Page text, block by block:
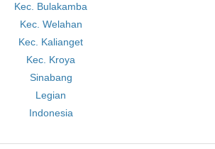
Kec. Bulakamba
Kec. Welahan
Kec. Kalianget
Kec. Kroya
Sinabang
Legian
Indonesia